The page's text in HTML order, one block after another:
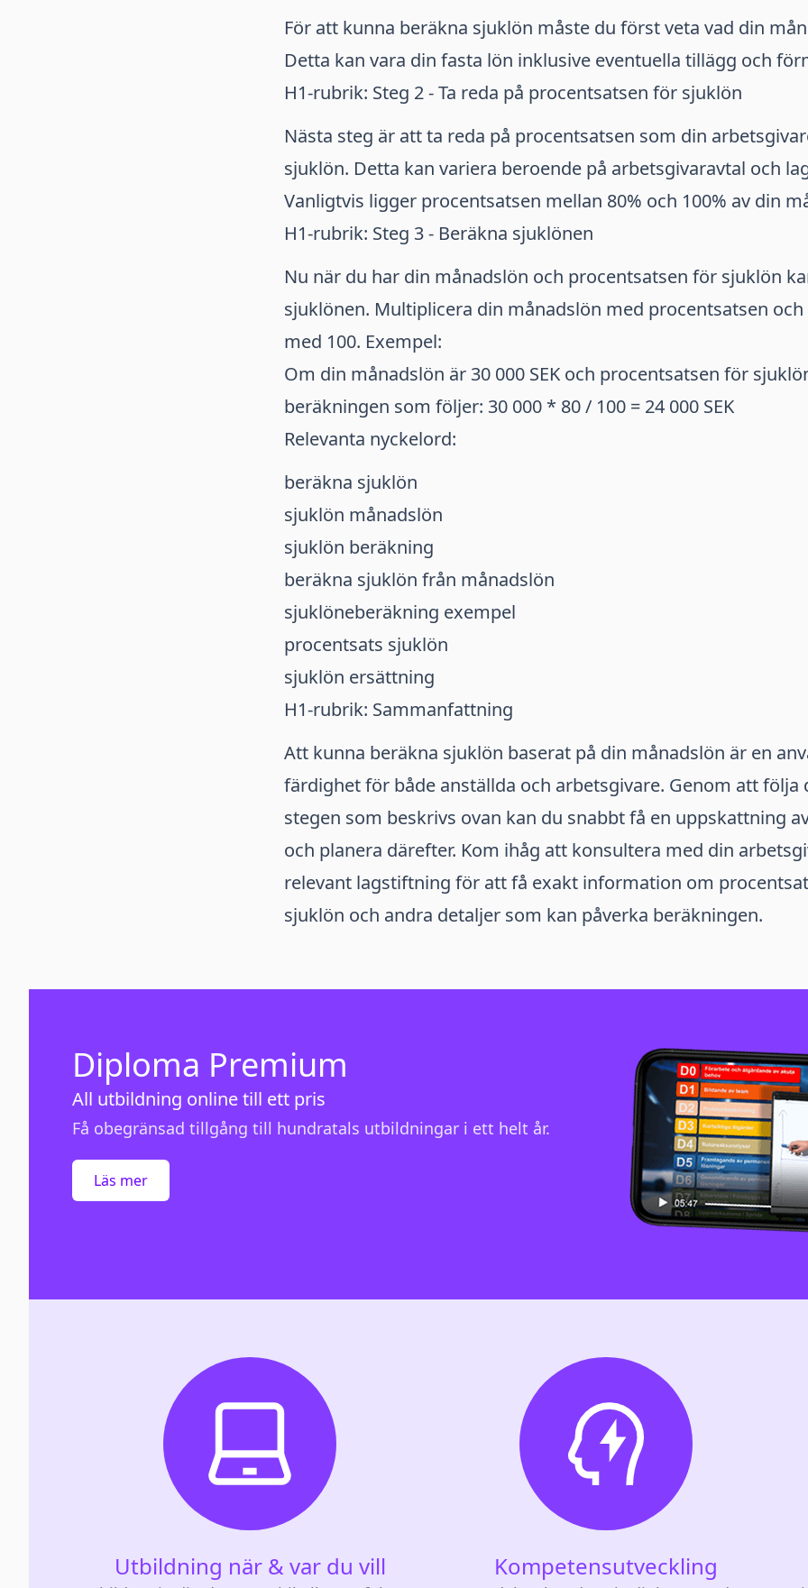
För att kunna beräkna sjuklön måste du först veta vad din
Detta kan vara din fasta lön inklusive eventuella tillägg och
H1-rubrik: Steg 2 - Ta reda på procentsatsen för sjuklön
Nästa steg är att ta reda på procentsatsen som din
sjuklön. Detta kan variera beroende på arbetsgivaravtal och
Vanligtvis ligger procentsatsen mellan 80% och 100% av din
H1-rubrik: Steg 3 - Beräkna sjuklönen
Nu när du har din månadslön och procentsatsen för sjuklön
sjuklönen. Multiplicera din månadslön med procentsatsen
med 100. Exempel:
Om din månadslön är 30 000 SEK och procentsatsen för
beräkningen som följer: 30 000 * 80 / 100 = 24 000 SEK
Relevanta nyckelord:
beräkna sjuklön
sjuklön månadslön
sjuklön beräkning
beräkna sjuklön från månadslön
sjuklöneberäkning exempel
procentsats sjuklön
sjuklön ersättning
H1-rubrik: Sammanfattning
Att kunna beräkna sjuklön baserat på din månadslön är en
färdighet för både anställda och arbetsgivare. Genom att följa
stegen som beskrivs ovan kan du snabbt få en uppskattning
och planera därefter. Kom ihåg att konsultera med din
relevant lagstiftning för att få exakt information om
sjuklön och andra detaljer som kan påverka beräkningen.
Diploma Premium
All utbildning online till ett pris
Få obegränsad tillgång till hundratals utbildningar i ett helt år.
Läs mer
Utbildning när & var du vill Kompetensutveckling